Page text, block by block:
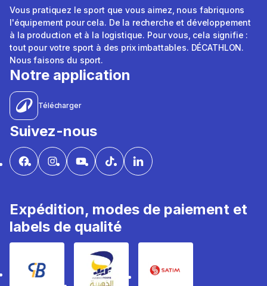
Vous pratiquez le sport que vous aimez, nous fabriquons
l'équipement pour cela. De la recherche et développement
à la production et à la logistique. Pour vous, cela signifie :
tout pour votre sport à des prix imbattables. DÉCATHLON.
Nous faisons du sport.
Notre application
Télécharger
Suivez-nous
Expédition, modes de paiement et
labels de qualité